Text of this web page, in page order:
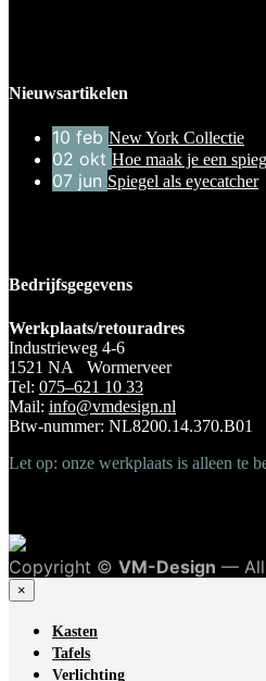
Nieuwsartikelen
10 feb New York Collectie
02 okt Hoe maak je een
07 jun Spiegel als eyecatcher
Bedrijfsgegevens
Werkplaats/retouradres
Industrieweg 4-6
1521 NA Wormerveer
Tel: 075–621 10 33
Mail: info@vmdesign.nl
Btw-nummer: NL8200.14.370.B01
Let op: onze werkplaats is alleen te
Copyright © VM-Design — All
×
Kasten
Tafels
Verlichting